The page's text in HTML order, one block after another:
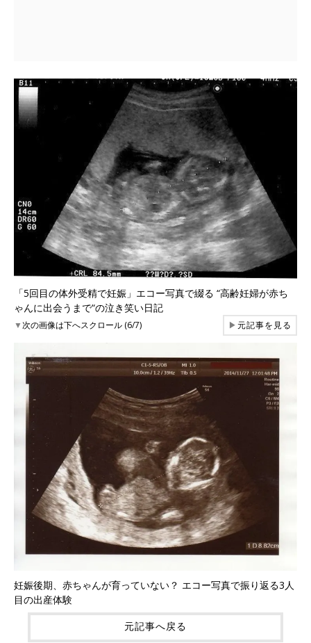
「5回目の体外受精で妊娠」エコー写真で綴る “高齢妊婦が赤ち
ゃんに出会うまで“の泣き笑い日記
▼次の画像は下へスクロール (6/7) ▶元記事を見る
妊娠後期、赤ちゃんが育っていない？ エコー写真で振り返る3人
目の出産体験
元記事へ戻る